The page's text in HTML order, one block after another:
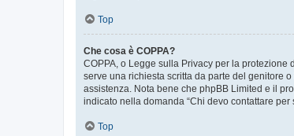
Top
Che cosa è COPPA?
COPPA, o Legge sulla Privacy per la
serve una richiesta scritta da parte del genitore
assistenza. Nota bene che phpBB Limited e il
indicato nella domanda “Chi devo contattare
Top